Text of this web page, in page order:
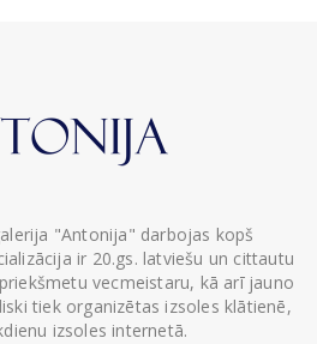
"Antonija" darbojas kopš
ir 20.gs. latviešu un cittautu
vecmeistaru, kā arī jauno
tiek organizētas izsoles klātienē,
izsoles internetā.